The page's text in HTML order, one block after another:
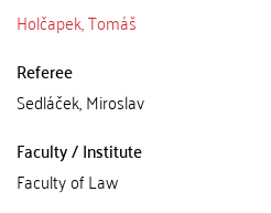
Holčapek, Tomáš
Referee
Sedláček, Miroslav
Faculty / Institute
Faculty of Law